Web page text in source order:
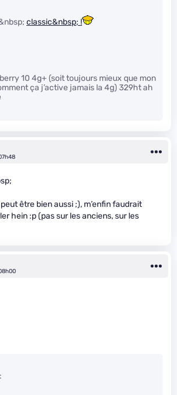
classic&nbsp; !
10 4g+ (soit toujours mieux que mon
ça j’active jamais la 4g) 329ht ah
être bien aussi ;), m’enfin faudrait
hein :p (pas sur les anciens, sur les